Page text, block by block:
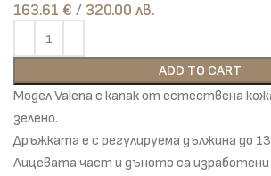
163.61 € лв.
ADD TO CART
Модел Valena с капак от естествена
зелено.
Дръжката е с регулируема дължина до
Лицевата част и дъното са